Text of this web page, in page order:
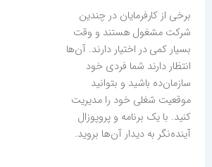
برخی از کارفرمایان در چندین
شرکت مشغول هستند و وقت
بسیار کمی در اختیار دارند. آن‌ها
انتظار دارند شما فردی خود
سازمان‌ده باشید و بتوانید
موقعیت شغلی خود را مدیریت
کنید. با یک برنامه و پروپوزال
آینده‌نگر به دیدار آن‌ها بروید.